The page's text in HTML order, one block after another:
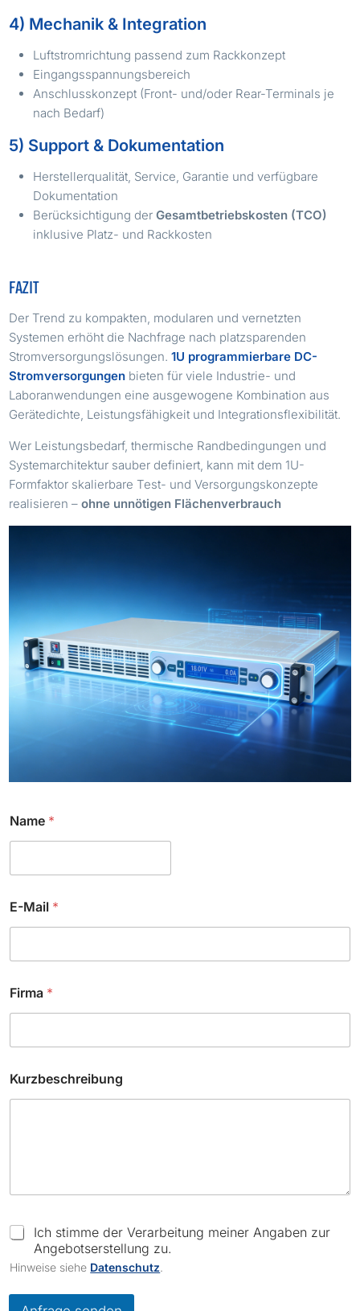
4) Mechanik & Integration
Luftstromrichtung passend zum Rackkonzept
Eingangsspannungsbereich
Anschlusskonzept (Front- und/oder Rear-Terminals je
nach Bedarf)
5) Support & Dokumentation
Herstellerqualität, Service, Garantie und verfügbare
Dokumentation
Berücksichtigung derGesamtbetriebskosten (TCO)
inklusive Platz- und Rackkosten
FAZIT
Der Trend zu kompakten, modularen und vernetzten
Systemen erhöht die Nachfrage nach platzsparenden
Stromversorgungslösungen.1U programmierbare DC-
Stromversorgungen bieten für viele Industrie- und
Laboranwendungen eine ausgewogene Kombination aus
Gerätedichte, Leistungsfähigkeit und Integrationsflexibilität.
Wer Leistungsbedarf, thermische Randbedingungen und
Systemarchitektur sauber definiert, kann mit dem 1U-
Formfaktor skalierbare Test- und Versorgungskonzepte
realisieren –ohne unnötigen Flächenverbrauch
Name *
E-Mail *
u
r
s
c
h
n
E
-
a
l
Firma *
Kurzbeschreibung
C
h
e
c
k
Ich stimme der Verarbeitung meiner Angaben zur
Angebotserstellung zu.
Hinweise siehe Datenschutz